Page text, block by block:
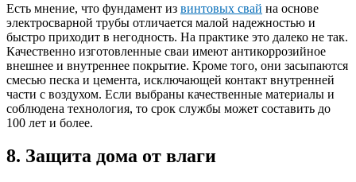
Есть мнение, что фундамент из винтовых свай на основе
электросварной трубы отличается малой надежностью и
быстро приходит в негодность. На практике это далеко не так.
Качественно изготовленные сваи имеют антикоррозийное
внешнее и внутреннее покрытие. Кроме того, они засыпаются
смесью песка и цемента, исключающей контакт внутренней
части с воздухом. Если выбраны качественные материалы и
соблюдена технология, то срок службы может составить до
100 лет и более.
8. Защита дома от влаги